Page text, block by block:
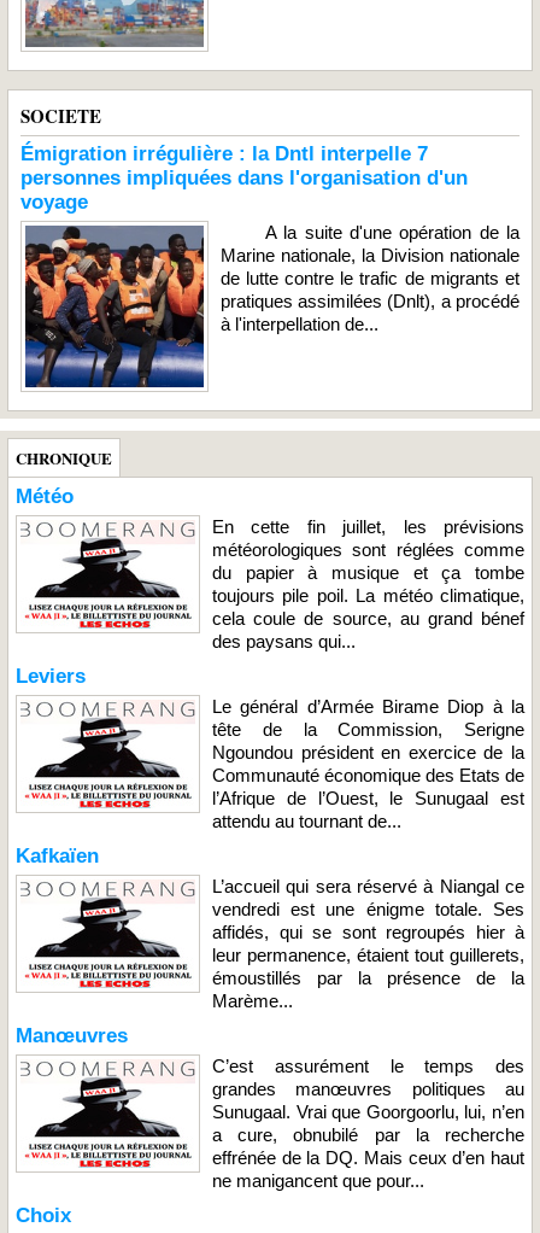
SOCIETE
Émigration irrégulière : la Dntl interpelle 7
personnes impliquées dans l'organisation d'un
voyage
A la suite d'une opération de la
Marine nationale, la Division nationale
de lutte contre le trafic de migrants et
pratiques assimilées (Dnlt), a procédé
à l'interpellation de...
CHRONIQUE
Météo
En cette fin juillet, les prévisions
météorologiques sont réglées comme
du papier à musique et ça tombe
toujours pile poil. La météo climatique,
cela coule de source, au grand bénef
des paysans qui...
Leviers
Le général d’Armée Birame Diop à la
tête de la Commission, Serigne
Ngoundou président en exercice de la
Communauté économique des Etats de
l’Afrique de l’Ouest, le Sunugaal est
attendu au tournant de...
Kafkaïen
L’accueil qui sera réservé à Niangal ce
vendredi est une énigme totale. Ses
affidés, qui se sont regroupés hier à
leur permanence, étaient tout guillerets,
émoustillés par la présence de la
Marème...
Manœuvres
C’est assurément le temps des
grandes manœuvres politiques au
Sunugaal. Vrai que Goorgoorlu, lui, n’en
a cure, obnubilé par la recherche
effrénée de la DQ. Mais ceux d’en haut
ne manigancent que pour...
Choix